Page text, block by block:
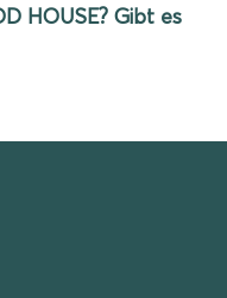
HOUSE? Gibt es